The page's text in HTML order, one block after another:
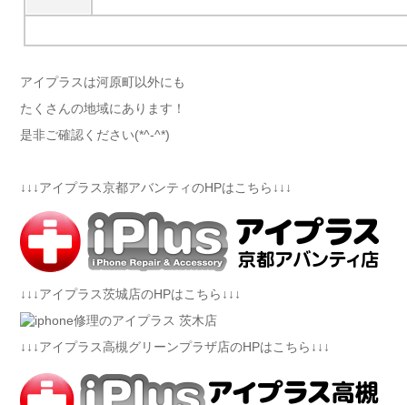
アイプラスは河原町以外にも
たくさんの地域にあります！
是非ご確認ください(*^-^*)
↓↓↓アイプラス京都アバンティのHPはこちら↓↓↓
↓↓↓アイプラス茨城店のHPはこちら↓↓↓
↓↓↓アイプラス高槻グリーンプラザ店のHPはこちら↓↓↓